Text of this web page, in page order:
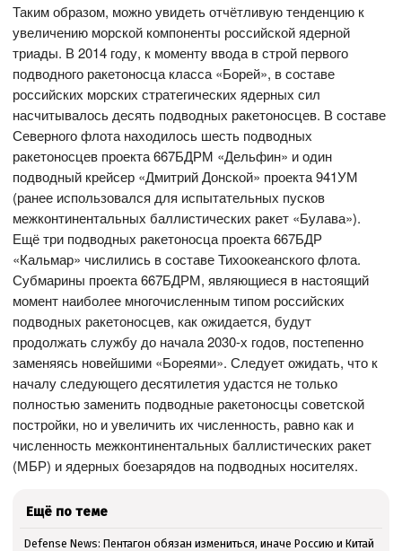
Таким образом, можно увидеть отчётливую тенденцию к
увеличению морской компоненты российской ядерной
триады. В 2014 году, к моменту ввода в строй первого
подводного ракетоносца класса «Борей», в составе
российских морских стратегических ядерных сил
насчитывалось десять подводных ракетоносцев. В составе
Северного флота находилось шесть подводных
ракетоносцев проекта 667БДРМ «Дельфин» и один
подводный крейсер «Дмитрий Донской» проекта 941УМ
(ранее использовался для испытательных пусков
межконтинентальных баллистических ракет «Булава»).
Ещё три подводных ракетоносца проекта 667БДР
«Кальмар» числились в составе Тихоокеанского флота.
Субмарины проекта 667БДРМ, являющиеся в настоящий
момент наиболее многочисленным типом российских
подводных ракетоносцев, как ожидается, будут
продолжать службу до начала 2030-х годов, постепенно
заменяясь новейшими «Бореями». Следует ожидать, что к
началу следующего десятилетия удастся не только
полностью заменить подводные ракетоносцы советской
постройки, но и увеличить их численность, равно как и
численность межконтинентальных баллистических ракет
(МБР) и ядерных боезарядов на подводных носителях.
Ещё по теме
Defense News: Пентагон обязан измениться, иначе Россию и Китай